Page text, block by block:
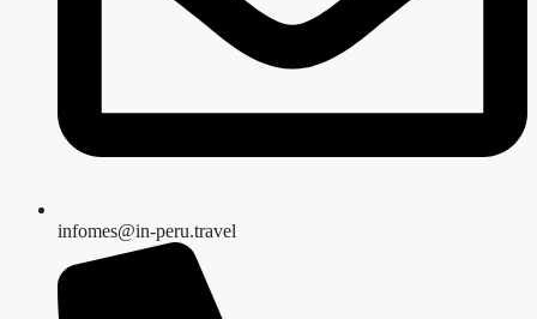
infomes@in-peru.travel